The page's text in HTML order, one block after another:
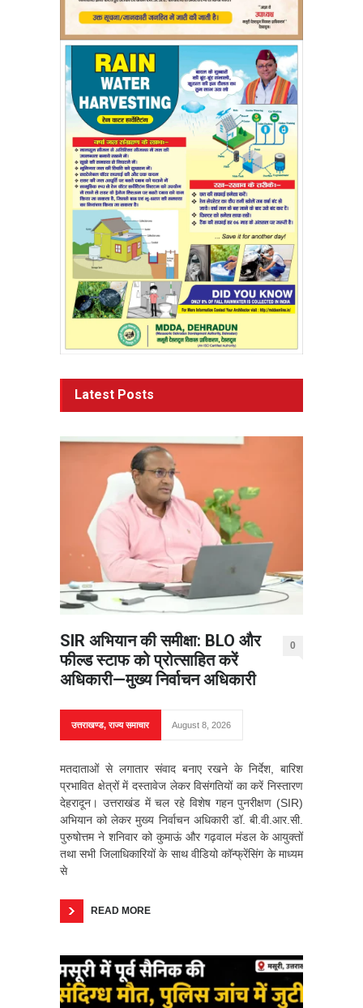
Latest Posts
SIR अभियान की समीक्षा: BLO और
फील्ड स्टाफ को प्रोत्साहित करें
अधिकारी—मुख्य निर्वाचन अधिकारी
0
उत्तराखण्ड,राज्य समाचार August 8, 2026
मतदाताओं से लगातार संवाद बनाए रखने के निर्देश, बारिश
प्रभावित क्षेत्रों में दस्तावेज लेकर विसंगतियों का करें निस्तारण
देहरादून। उत्तराखंड में चल रहे विशेष गहन पुनरीक्षण (SIR)
अभियान को लेकर मुख्य निर्वाचन अधिकारी डॉ. बी.वी.आर.सी.
पुरुषोत्तम ने शनिवार को कुमाऊं और गढ़वाल मंडल के आयुक्तों
तथा सभी जिलाधिकारियों के साथ वीडियो कॉन्फ्रेंसिंग के माध्यम
से
READ MORE